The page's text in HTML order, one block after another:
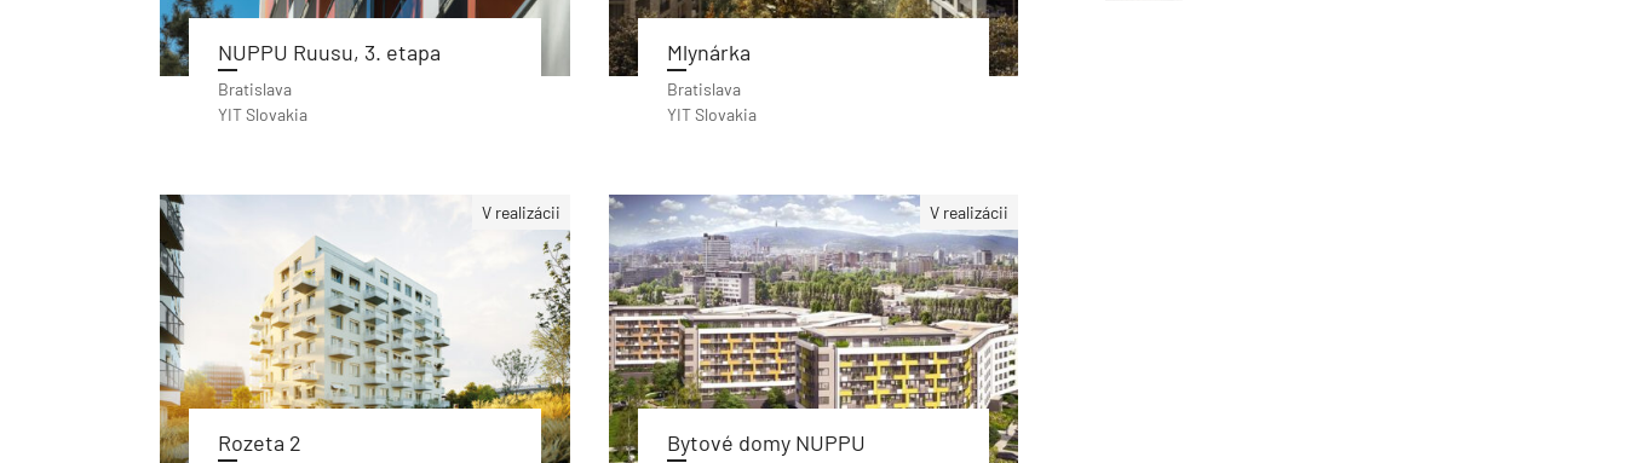
NUPPU Ruusu, 3. etapa
Bratislava
YIT Slovakia
Mlynárka
Bratislava
YIT Slovakia
V realizácii
Rozeta 2
V realizácii
Bytové domy NUPPU